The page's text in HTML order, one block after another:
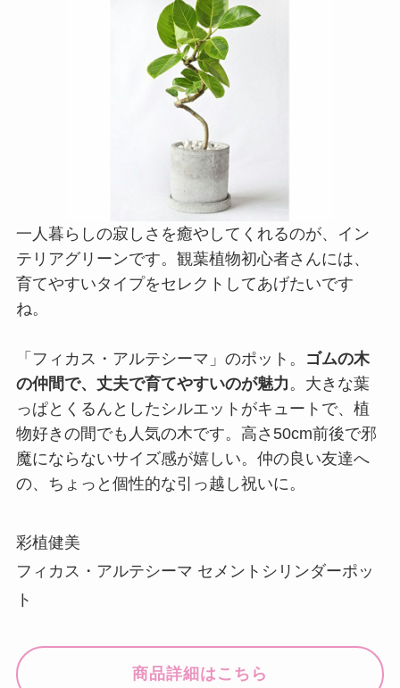
一人暮らしの寂しさを癒やしてくれるのが、イン
テリアグリーンです。観葉植物初心者さんには、
育てやすいタイプをセレクトしてあげたいです
ね。
「フィカス・アルテシーマ」のポット。
ゴムの木
の仲間で、丈夫で育てやすいのが魅力。大きな葉
っぱとくるんとしたシルエットがキュートで、植
物好きの間でも人気の木です。高さ50cm前後で邪
魔にならないサイズ感が嬉しい。仲の良い友達へ
の、ちょっと個性的な引っ越し祝いに。
彩植健美
フィカス・アルテシーマ セメントシリンダーポッ
ト
商品詳細はこちら